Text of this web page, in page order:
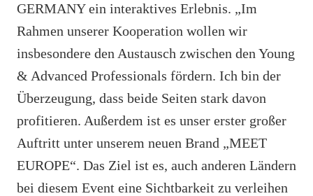
GERMANY ein interaktives Erlebnis. „Im
Rahmen unserer Kooperation wollen wir
insbesondere den Austausch zwischen den Young
& Advanced Professionals fördern. Ich bin der
Überzeugung, dass beide Seiten stark davon
profitieren. Außerdem ist es unser erster großer
Auftritt unter unserem neuen Brand „MEET
EUROPE“. Das Ziel ist es, auch anderen Ländern
bei diesem Event eine Sichtbarkeit zu verleihen